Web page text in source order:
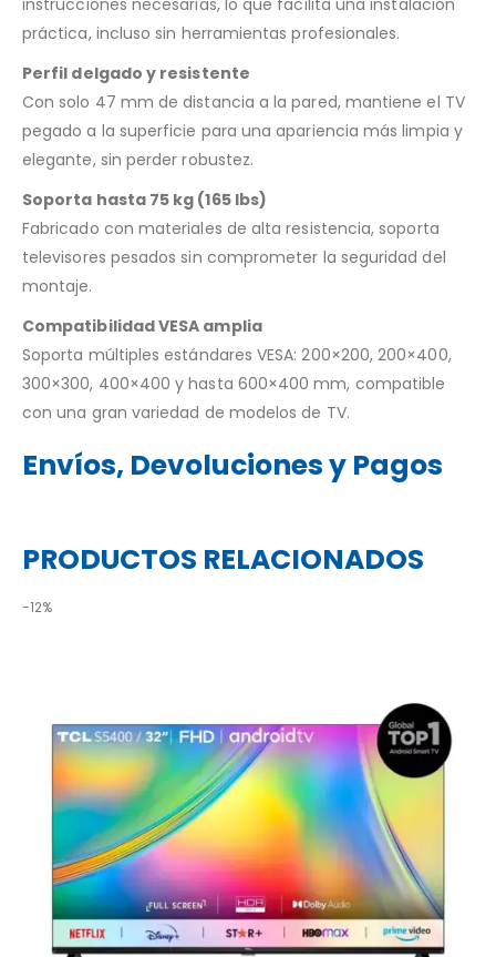
práctica, incluso sin herramientas profesionales.
Perfil delgado y resistente
Con solo 47 mm de distancia a la pared, mantiene el TV
pegado a la superficie para una apariencia más limpia y
elegante, sin perder robustez.
Soporta hasta 75 kg (165 lbs)
Fabricado con materiales de alta resistencia, soporta
televisores pesados sin comprometer la seguridad del
montaje.
Compatibilidad VESA amplia
Soporta múltiples estándares VESA: 200×200, 200×400,
300×300, 400×400 y hasta 600×400 mm, compatible
con una gran variedad de modelos de TV.
Envíos, Devoluciones y Pagos
PRODUCTOS RELACIONADOS
-12%